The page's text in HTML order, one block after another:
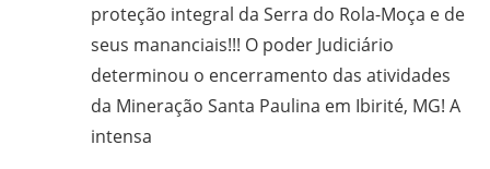
proteção integral da Serra do Rola-Moça e de
seus mananciais!!! O poder Judiciário
determinou o encerramento das atividades
da Mineração Santa Paulina em Ibirité, MG! A
intensa